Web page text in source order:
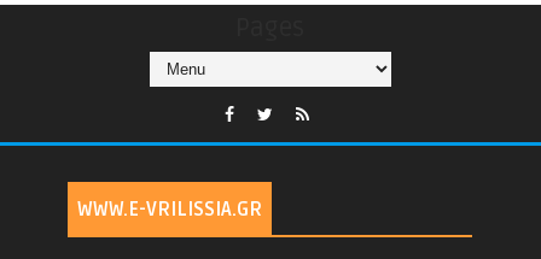
WWW.E-VRILISSIA.GR